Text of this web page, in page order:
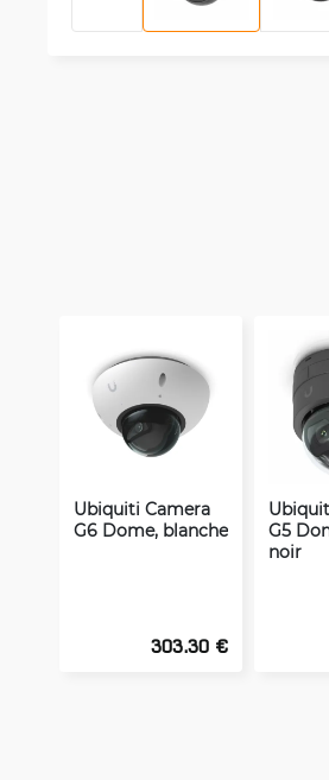
Ubiquiti Camera
G6 Dome, blanche
303.30 €
G5
noir